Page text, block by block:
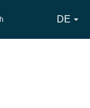
DE 